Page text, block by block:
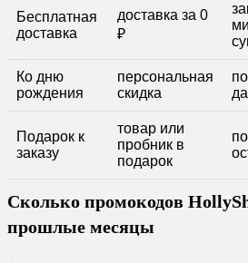
Бесплатная
доставка
доставка за 0
₽
Ко дню
рождения
персональная
скидка
Подарок к
заказу
товар или
пробник в
подарок
Сколько промокодов
прошлые месяцы